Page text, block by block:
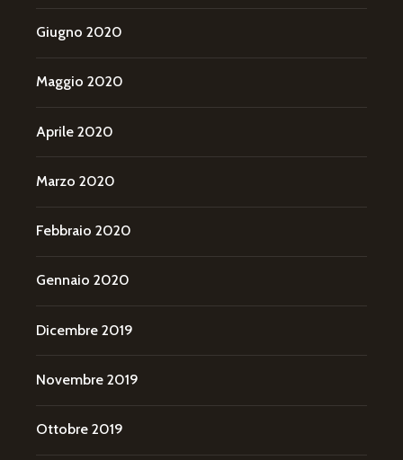
Giugno 2020
Maggio 2020
Aprile 2020
Marzo 2020
Febbraio 2020
Gennaio 2020
Dicembre 2019
Novembre 2019
Ottobre 2019